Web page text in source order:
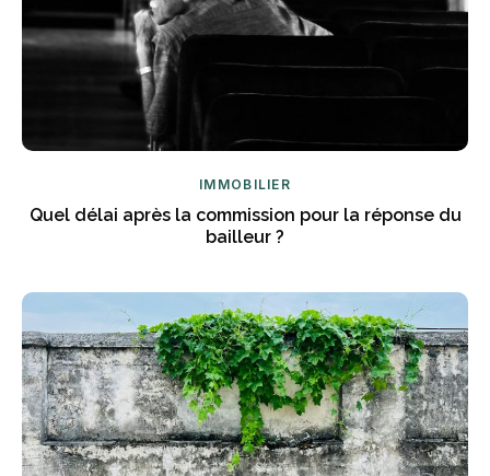
IMMOBILIER
Quel délai après la commission pour la réponse du
bailleur ?